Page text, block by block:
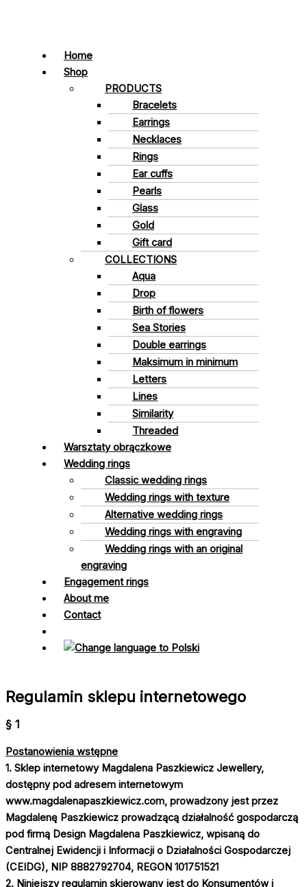
Home
Shop
PRODUCTS
Bracelets
Earrings
Necklaces
Rings
Ear cuffs
Pearls
Glass
Gold
Gift card
COLLECTIONS
Aqua
Drop
Birth of flowers
Sea Stories
Double earrings
Maksimum in minimum
Letters
Lines
Similarity
Threaded
Warsztaty obrączkowe
Wedding rings
Classic wedding rings
Wedding rings with texture
Alternative wedding rings
Wedding rings with engraving
Wedding rings with an original
engraving
Engagement rings
About me
Contact
Regulamin sklepu internetowego
§ 1
Postanowienia wstępne
1. Sklep internetowy Magdalena Paszkiewicz Jewellery,
dostępny pod adresem internetowym
www.magdalenapaszkiewicz.com, prowadzony jest przez
Magdalenę Paszkiewicz prowadzącą działalność gospodarczą
pod firmą Design Magdalena Paszkiewicz, wpisaną do
Centralnej Ewidencji i Informacji o Działalności Gospodarczej
(CEIDG), NIP 8882792704, REGON 101751521
2. Niniejszy regulamin skierowany jest do Konsumentów i